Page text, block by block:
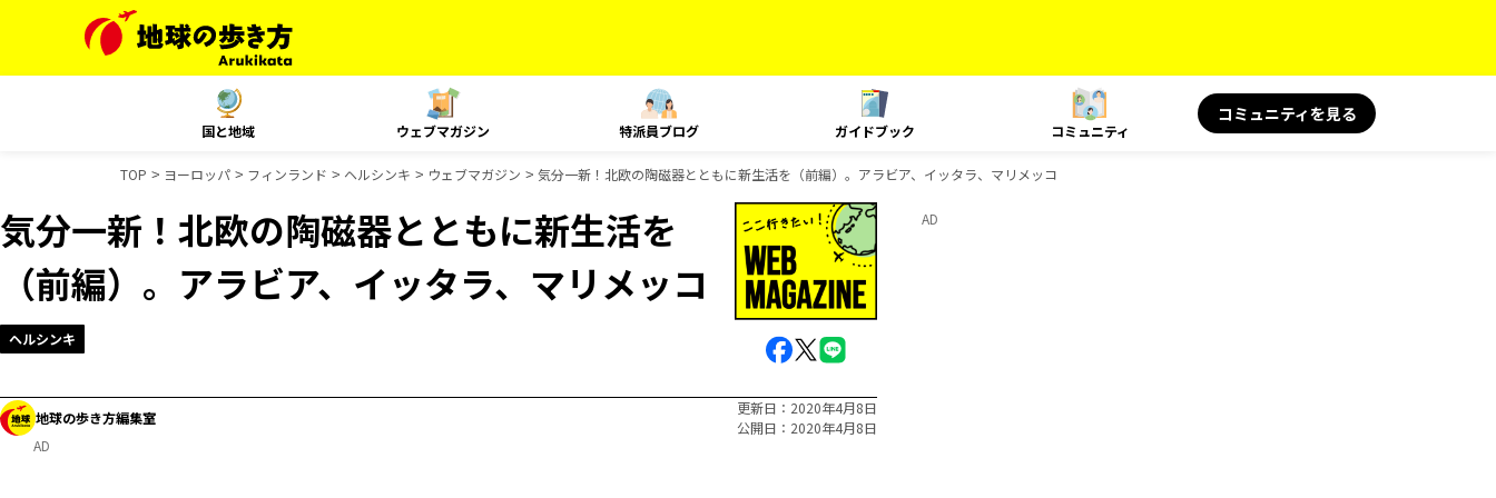
国と地域 ウェブマガジン 特派員ブログ ガイドブック コミュニティ
コミュニティを見る
TOP ヨーロッパ フィンランド ヘルシンキ ウェブマガジン 気分一新！北欧の陶磁器とともに新生活を（前編）。アラビア、イッタラ、マリメッコ
気分一新！北欧の陶磁器とともに新生活を
（前編）。アラビア、イッタラ、マリメッコ
ヘルシンキ
地球の歩き方編集室
更新日
2020年4月8日
公開日
2020年4月8日
AD
AD